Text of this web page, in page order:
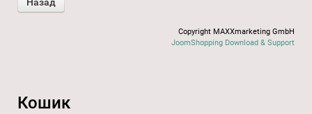
Copyright MAXXmarketing GmbH
JoomShopping Download & Support
Кошик